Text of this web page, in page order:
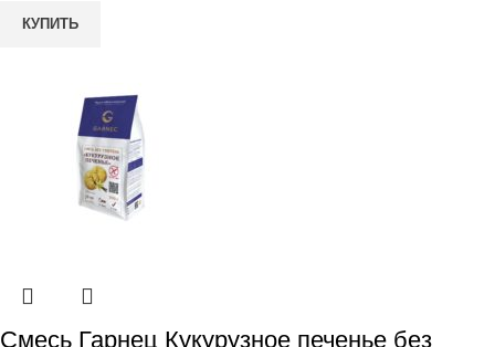
КУПИТЬ
Смесь Гарнец Кукурузное печенье без